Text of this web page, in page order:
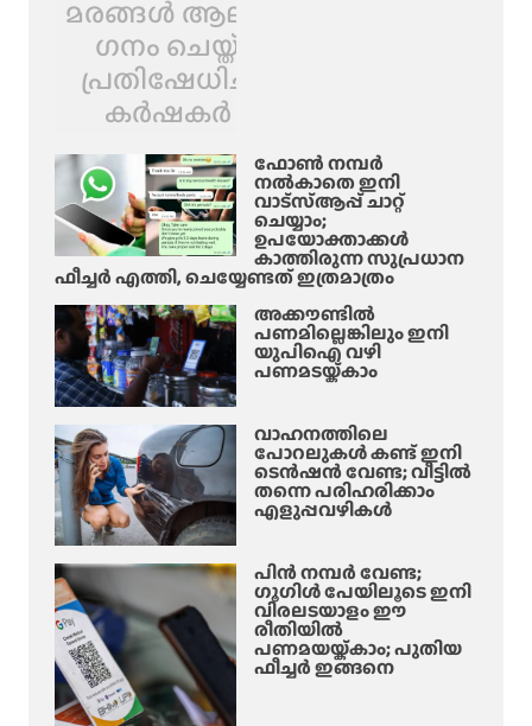
മരങ്ങൾ ആലിം​
ഗനം ചെയ്ത്
പ്രതിഷേധിച്ച്
കർഷകർ
ഫോൺ നമ്പർ
നൽകാതെ ഇനി
വാട്‌സ്ആപ്പ് ചാറ്റ്
ചെയ്യാം;
ഉപയോക്താക്കൾ
കാത്തിരുന്ന സുപ്രധാന
ഫീച്ചർ എത്തി, ചെയ്യേണ്ടത് ഇത്രമാത്രം
അക്കൗണ്ടിൽ
പണമില്ലെങ്കിലും ഇനി
യുപിഐ വഴി
പണമടയ്ക്കാം
വാഹനത്തിലെ
പോറലുകൾ കണ്ട് ഇനി
ടെൻഷൻ വേണ്ട; വീട്ടിൽ
തന്നെ പരിഹരിക്കാം
എളുപ്പവഴികൾ
പിൻ നമ്പർ വേണ്ട;
ഗൂഗിൾ പേയിലൂടെ ഇനി
വിരലടയാളം ഈ
രീതിയിൽ
പണമയയ്ക്കാം; പുതിയ
ഫീച്ചർ ഇങ്ങനെ